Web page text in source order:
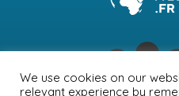
Son histoire est à écouter
We use cookies on our
relevant experience by